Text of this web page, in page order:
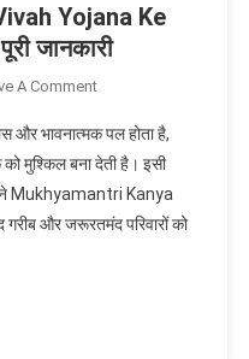
Yojana Ke
जानकारी
A CommentOn
Kanya
Vivah
Yojana
Ke
और भावनात्मक पल होता है,
मुश्किल बना देती है। इसी
ने Mukhyamantri Kanya
और जरूरतमंद परिवारों को